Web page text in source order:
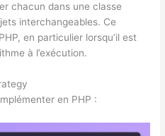
chacun dans une classe
interchangeables. Ce
en particulier lorsqu’il est
à l’exécution.
en PHP :